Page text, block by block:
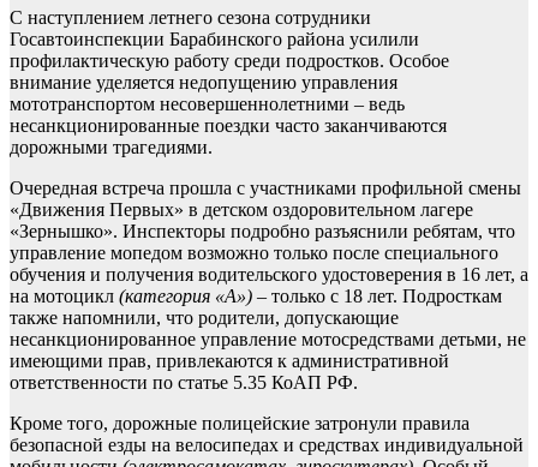
С наступлением летнего сезона сотрудники
Госавтоинспекции Барабинского района усилили
профилактическую работу среди подростков. Особое
внимание уделяется недопущению управления
мототранспортом несовершеннолетними – ведь
несанкционированные поездки часто заканчиваются
дорожными трагедиями.
Очередная встреча прошла с участниками профильной смены
«Движения Первых» в детском оздоровительном лагере
«Зернышко». Инспекторы подробно разъяснили ребятам, что
управление мопедом возможно только после специального
обучения и получения водительского удостоверения в 16 лет, а
на мотоцикл (категория «А») – только с 18 лет. Подросткам
также напомнили, что родители, допускающие
несанкционированное управление мотосредствами детьми, не
имеющими прав, привлекаются к административной
ответственности по статье 5.35 КоАП РФ.
Кроме того, дорожные полицейские затронули правила
безопасной езды на велосипедах и средствах индивидуальной